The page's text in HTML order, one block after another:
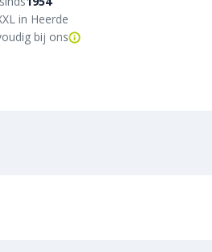
in Heerde
bij ons